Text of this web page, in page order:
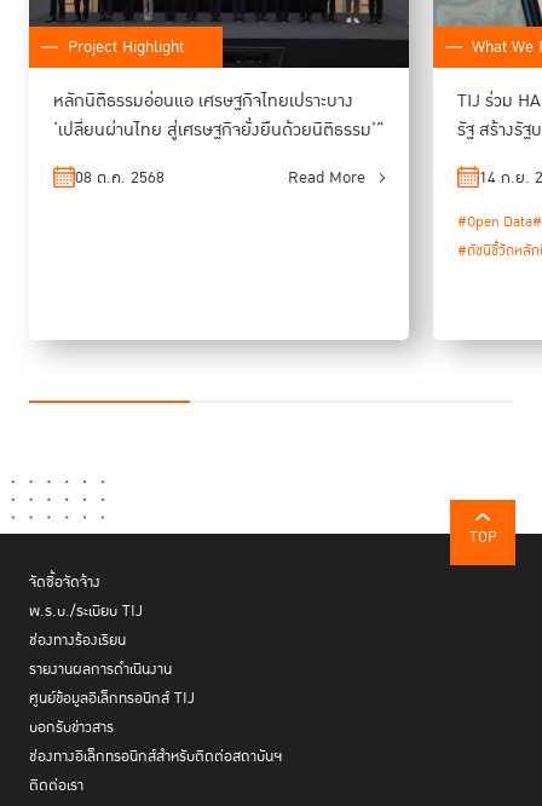
นอกจากนี้ TIJ และ WJP ยังได้ร่วมกันนำผลคะแนนที่ได้จาก Rule of Law
Index มาจัดทำ workshop เพื่อค้นหาสาเหตุของปัญหาในหลักนิติธรรมไทย
โดยจะนำข้อค้นพบที่ได้เป็นข้อมูลเชิงลึกจากผู้ปฏิบัติงานในภาคส่วนต่าง ๆ มา
พัฒนาเพื่อนำเสนอเป็น “ข้อเสนอการขับเคลื่อนหลักนิติธรรมสำหรับ
ประเทศไทย” หรือ National Blueprint ต่อไป ภายใต้ความเชื่อว่า หลัก
นิติธรรมไทยจะดีขึ้นไปอยู่ในระดับเดียวกับมาตรฐานโลกได้ถ้าทุกฝ่ายในสังคม
ร่วมมือกัน
“การขับเคลื่อนหลักนิติธรรมต้องใช้ทั้งแรงดึงจากนานาชาติ
กลายเป็นพลังหนุน และให้สังคมไทยลุกขึ้นมามีส่วนร่วม
ออกแบบระบบที่เป็นของเราเอง” ผู้อำนวยการ TIJ กล่าว
นอร์เวย์
ฟินแลนด์
นิวซีแลนด์
คะแนนRule of Law Index ของประเทศอื่นๆ ในอาเซียน
สิงคโปร์ ได้
มาเลเซีย ได้
อินโดนีเซีย ได้0.52 คะแนน (อันดับ 69/143)
ไทย ได้
เวียดนาม ได้0.50 คะแนน (อันดับ 83/143)
ฟิลิปปินส์ ได้
Project Highlight
หลักนิติธรรมอ่อนแอ เศรษฐกิจไทยเปราะบาง
‘เปลี่ยนผ่านไทย สู่เศรษฐกิจยั่งยืนด้วยนิติธรรม’”
08 ต.ค. 2568 Read More
What We
TIJ ร่วม
รัฐ สร้างรัฐ
14 ก.ย.
#Open Data
#ดัชนีชี้วัดหลั
TOP
จัดซื้อจัดจ้าง
พ.ร.บ./ระเบียบ TIJ
ช่องทางร้องเรียน
รายงานผลการดำเนินงาน
ศูนย์ข้อมูลอิเล็กทรอนิกส์ TIJ
บอกรับข่าวสาร
ช่องทางอิเล็กทรอนิกส์สำหรับติดต่อสถาบันฯ
ติดต่อเรา